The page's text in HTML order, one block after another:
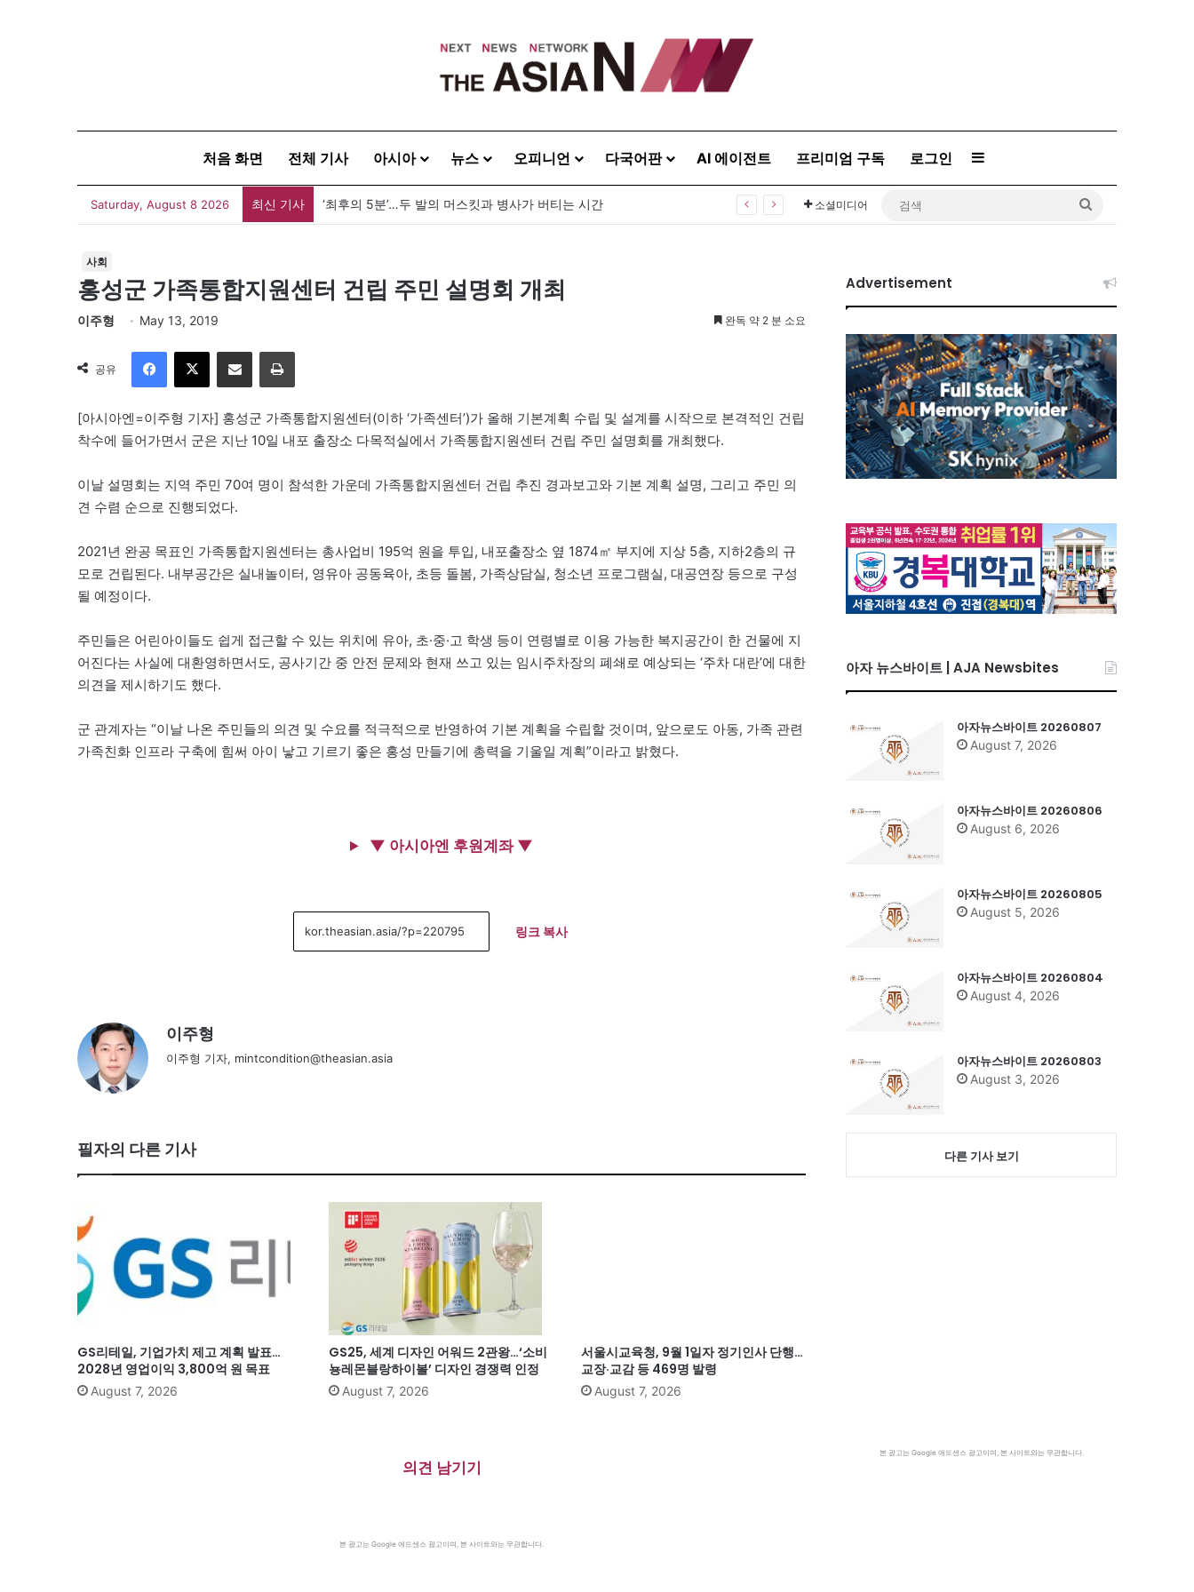
처음 화면 전체 기사 아시아 뉴스 오피니언 다국어판 AI 에이전트 프리미엄 구독 로그인 Sidebar
Saturday, August 8 2026 최신 기사 ‘최후의 5분’…두 발의 머스킷과 병사가 버티는 시간 소셜미디어
사회
홍성군 가족통합지원센터 건립 주민 설명회 개최
이주형 May 13, 2019 완독 약 2 분 소요
공유
이메일
[아시아엔=이주형 기자] 홍성군 가족통합지원센터(이하 ‘가족센터’)가 올해 기본계획 수립 및 설계를 시작으로 본격적인 건립
착수에 들어가면서 군은 지난 10일 내포 출장소 다목적실에서 가족통합지원센터 건립 주민 설명회를 개최했다.
이날 설명회는 지역 주민 70여 명이 참석한 가운데 가족통합지원센터 건립 추진 경과보고와 기본 계획 설명, 그리고 주민 의
견 수렴 순으로 진행되었다.
2021년 완공 목표인 가족통합지원센터는 총사업비 195억 원을 투입, 내포출장소 옆 1874㎡ 부지에 지상 5층, 지하2층의 규
모로 건립된다. 내부공간은 실내놀이터, 영유아 공동육아, 초등 돌봄, 가족상담실, 청소년 프로그램실, 대공연장 등으로 구성
될 예정이다.
주민들은 어린아이들도 쉽게 접근할 수 있는 위치에 유아, 초·중·고 학생 등이 연령별로 이용 가능한 복지공간이 한 건물에 지
어진다는 사실에 대환영하면서도, 공사기간 중 안전 문제와 현재 쓰고 있는 임시주차장의 폐쇄로 예상되는 ‘주차 대란’에 대한
의견을 제시하기도 했다.
군 관계자는 “이날 나온 주민들의 의견 및 수요를 적극적으로 반영하여 기본 계획을 수립할 것이며, 앞으로도 아동, 가족 관련
가족친화 인프라 구축에 힘써 아이 낳고 기르기 좋은 홍성 만들기에 총력을 기울일 계획”이라고 밝혔다.
▼ 아시아엔 후원계좌 ▼
링크 복사
이주형
이주형 기자, mintcondition@theasian.asia
필자의 다른 기사
GS리테일, 기업가치 제고 계획 발표…
2028년 영업이익 3,800억 원 목표
August 7, 2026
GS25, 세계 디자인 어워드 2관왕…‘소비
뇽레몬블랑하이볼’ 디자인 경쟁력 인정
August 7, 2026
서울시교육청, 9월 1일자 정기인사 단행…
교장·교감 등 469명 발령
August 7, 2026
의견 남기기
본 광고는 Google 애드센스 광고이며, 본 사이트와는 무관합니다.
Advertisement
아자 뉴스바이트 | AJA Newsbites
아자뉴스바이트 20260807
August 7, 2026
아자뉴스바이트 20260806
August 6, 2026
아자뉴스바이트 20260805
August 5, 2026
아자뉴스바이트 20260804
August 4, 2026
아자뉴스바이트 20260803
August 3, 2026
다른 기사 보기
본 광고는 Google 애드센스 광고이며, 본 사이트와는 무관합니다.